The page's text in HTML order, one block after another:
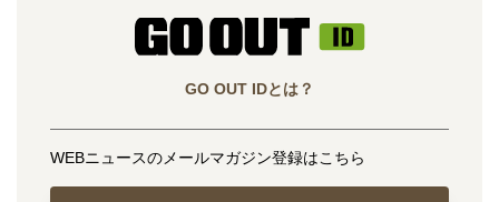
GO OUT IDとは？
WEBニュースのメールマガジン登録はこちら